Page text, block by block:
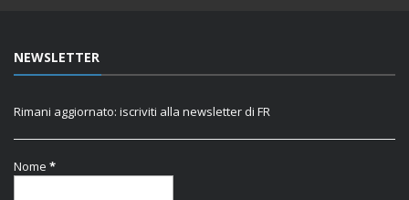
NEWSLETTER
Rimani aggiornato: iscriviti alla newsletter di FR
Nome *